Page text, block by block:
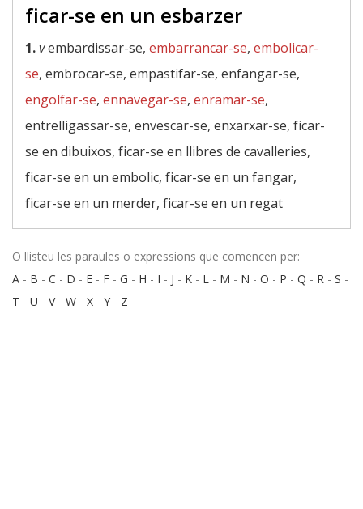
ficar-se en un esbarzer
1.vembardissar-se, embarrancar-se, embolicar-
se, embrocar-se, empastifar-se, enfangar-se,
engolfar-se, ennavegar-se, enramar-se,
entrelligassar-se, envescar-se, enxarxar-se, ficar-
se en dibuixos, ficar-se en llibres de cavalleries,
ficar-se en un embolic, ficar-se en un fangar,
ficar-se en un merder, ficar-se en un regat
O llisteu les paraules o expressions que comencen per:
A - B - C - D - E - F - G - H - I - J - K - L - M - N - O - P - Q - R - S -
T - U - V- W - X - Y - Z